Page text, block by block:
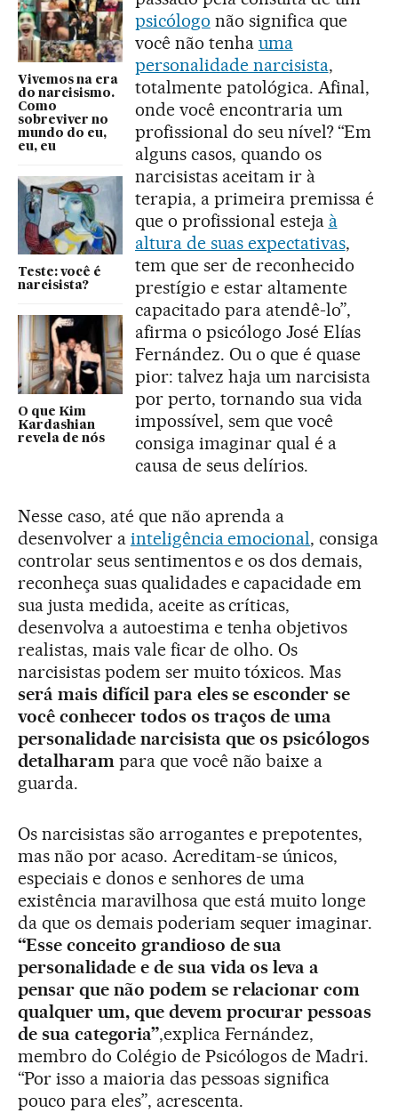
Vivemos na era
do narcisismo.
Como
sobreviver no
mundo do eu,
eu, eu
Teste: você é
narcisista?
O que Kim
Kardashian
revela de nós
psicólogo não significa que
você não tenha uma
personalidade narcisista,
totalmente patológica. Afinal,
onde você encontraria um
profissional do seu nível? “Em
alguns casos, quando os
narcisistas aceitam ir à
terapia, a primeira premissa é
que o profissional esteja à
altura de suas expectativas,
tem que ser de reconhecido
prestígio e estar altamente
capacitado para atendê-lo”,
afirma o psicólogo José Elías
Fernández. Ou o que é quase
pior: talvez haja um narcisista
por perto, tornando sua vida
impossível, sem que você
consiga imaginar qual é a
causa de seus delírios.
Nesse caso, até que não aprenda a
desenvolver a inteligência emocional, consiga
controlar seus sentimentos e os dos demais,
reconheça suas qualidades e capacidade em
sua justa medida, aceite as críticas,
desenvolva a autoestima e tenha objetivos
realistas, mais vale ficar de olho. Os
narcisistas podem ser muito tóxicos. Mas
será mais difícil para eles se esconder se
você conhecer todos os traços de uma
personalidade narcisista que os psicólogos
detalharampara que você não baixe a
guarda.
Os narcisistas são arrogantes e prepotentes,
mas não por acaso. Acreditam-se únicos,
especiais e donos e senhores de uma
existência maravilhosa que está muito longe
da que os demais poderiam sequer imaginar.
“Esse conceito grandioso de sua
personalidade e de sua vida os leva a
pensar que não podem se relacionar com
qualquer um, que devem procurar pessoas
de sua categoria”,explica Fernández,
membro do Colégio de Psicólogos de Madri.
“Por isso a maioria das pessoas significa
pouco para eles”, acrescenta.